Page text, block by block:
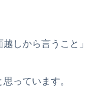
しから言うこと」
っています。